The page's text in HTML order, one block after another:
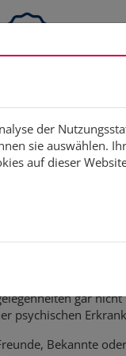
als
die rechtliche
gar
psychischen
Bekannte
der
sie auswählen.
auf dieser